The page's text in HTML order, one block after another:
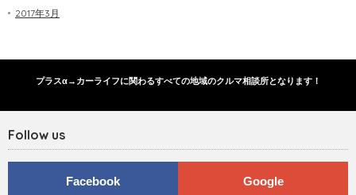
2017年3月
プラスα→カーライフに関わるすべての地域のクルマ相談所となります！
Follow us
Facebook Google